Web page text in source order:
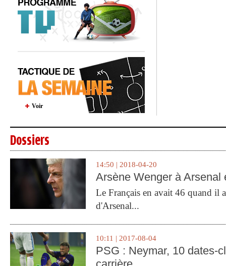
Voir
Dossiers
14:50 | 2018-04-20
Arsène Wenger à Arsenal
Le Français en avait 46 quand il
d'Arsenal...
10:11 | 2017-08-04
PSG : Neymar, 10 dates-